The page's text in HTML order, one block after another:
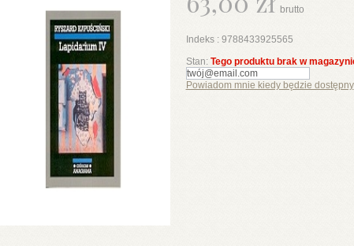
brutto
Indeks : 9788433925565
Stan: Tego produktu brak w
Powiadom mnie kiedy będzie dostępny